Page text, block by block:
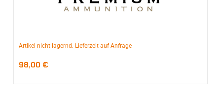
Artikel nicht lagernd. Lieferzeit auf Anfrage
98,00 €